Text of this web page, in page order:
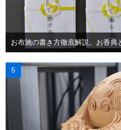
お布施の書き方徹底解説。お香典